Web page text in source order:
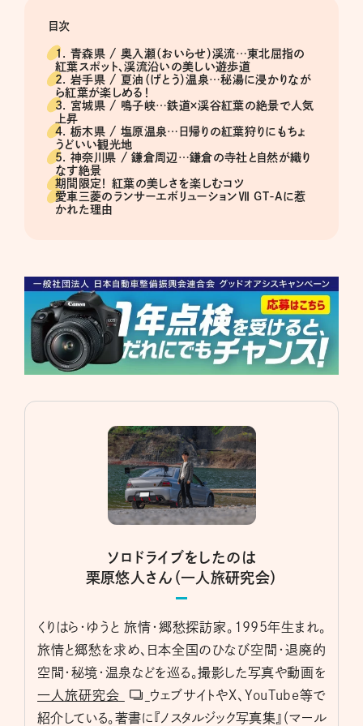
目次
1. 青森県 / 奥入瀬（おいらせ）渓流…東北屈指の
紅葉スポット、渓流沿いの美しい遊歩道
2. 岩手県 / 夏油（げとう）温泉…秘湯に浸かりなが
ら紅葉が楽しめる！
3. 宮城県 / 鳴子峡…鉄道×渓谷紅葉の絶景で人気
上昇
4. 栃木県 / 塩原温泉…日帰りの紅葉狩りにもちょ
うどいい観光地
5. 神奈川県 / 鎌倉周辺…鎌倉の寺社と自然が織り
なす絶景
期間限定！ 紅葉の美しさを楽しむコツ
愛車三菱のランサーエボリューションⅦ GT-Aに惹
かれた理由
ソロドライブをしたのは
栗原悠人さん（一人旅研究会）
くりはら・ゆうと 旅情・郷愁探訪家。1995年生まれ。
旅情と郷愁を求め、日本全国のひなび空間・退廃的
空間・秘境・温泉などを巡る。撮影した写真や動画を
一人旅研究会
ウェブサイトやX、YouTube等で
紹介している。著書に『ノスタルジック写真集』（マール